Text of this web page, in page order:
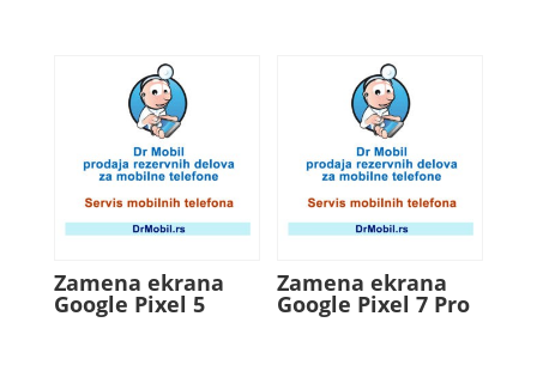
Zamena ekrana
Google Pixel 5
Zamena ekrana
Google Pixel 7 Pro